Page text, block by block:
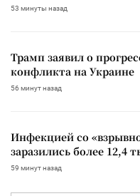
53 минуты назад
Трамп заявил о
конфликта на Украине
56 минут назад
Инфекцией со
заразились более 12,4
59 минут назад